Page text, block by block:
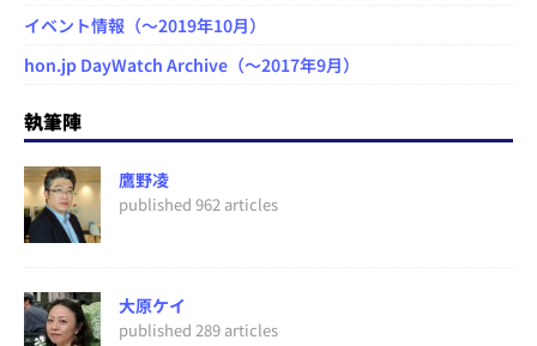
イベント情報（～2019年10月）
hon.jp DayWatch Archive（～2017年9月）
執筆陣
鷹野凌
published 962 articles
大原ケイ
published 289 articles